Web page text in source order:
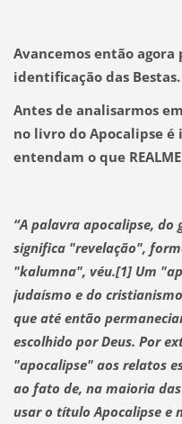
Avancemos então
identificação das Bestas.
Antes de analisarmos
no livro do Apocalipse
entendam o que
“A palavra apocalipse,
significa "revelação",
"kalumna", véu.[1] Um
judaísmo e do
que até então
escolhido por Deus. Por
"apocalipse" aos relatos
ao fato de, na maioria
usar o título Apocalipse e